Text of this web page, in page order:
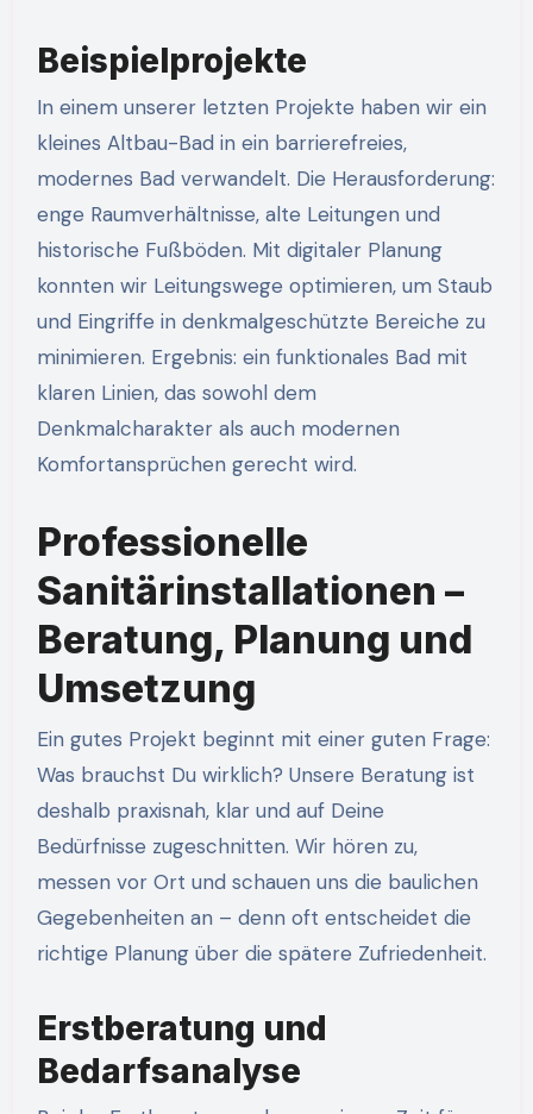
Beispielprojekte
In einem unserer letzten Projekte haben wir ein
kleines Altbau-Bad in ein barrierefreies,
modernes Bad verwandelt. Die Herausforderung:
enge Raumverhältnisse, alte Leitungen und
historische Fußböden. Mit digitaler Planung
konnten wir Leitungswege optimieren, um Staub
und Eingriffe in denkmalgeschützte Bereiche zu
minimieren. Ergebnis: ein funktionales Bad mit
klaren Linien, das sowohl dem
Denkmalcharakter als auch modernen
Komfortansprüchen gerecht wird.
Professionelle
Sanitärinstallationen –
Beratung, Planung und
Umsetzung
Ein gutes Projekt beginnt mit einer guten Frage:
Was brauchst Du wirklich? Unsere Beratung ist
deshalb praxisnah, klar und auf Deine
Bedürfnisse zugeschnitten. Wir hören zu,
messen vor Ort und schauen uns die baulichen
Gegebenheiten an – denn oft entscheidet die
richtige Planung über die spätere Zufriedenheit.
Erstberatung und
Bedarfsanalyse